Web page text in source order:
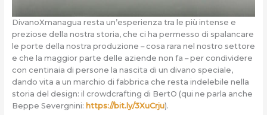
DivanoXmanagua resta un’esperienza tra le più intense e
preziose della nostra storia, che ci ha permesso di spalancare
le porte della nostra produzione – cosa rara nel nostro settore
e che la maggior parte delle aziende non fa – per condividere
con centinaia di persone la nascita di un divano speciale,
dando vita a un marchio di fabbrica che resta indelebile nella
storia del design: il crowdcrafting di BertO (qui ne parla anche
Beppe Severgnini: https://bit.ly/3XuCrju).